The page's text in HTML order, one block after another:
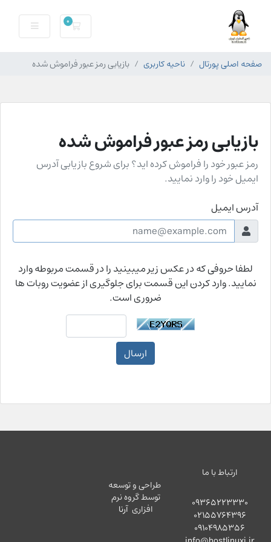
0
سبد خرید
صفحه اصلی پورتال ناحیه کاربری بازیابی رمز عبور فراموش شده
بازیابی رمز عبور فراموش شده
رمز عبور خود را فراموش کرده اید؟ برای شروع بازیابی آدرس
ایمیل خود را وارد نمایید.
آدرس ایمیل
لطفا حروفی که در عکس زیر میبینید را در قسمت مربوطه وارد
نمایید. وارد کردن این قسمت برای جلوگیری از عضویت روبات ها
ضروری است.
ارسال
ارتباط با ما
09365223330
02155764396
09104985356
طراحی و توسعه
توسط گروه نرم
افزاری آرنا